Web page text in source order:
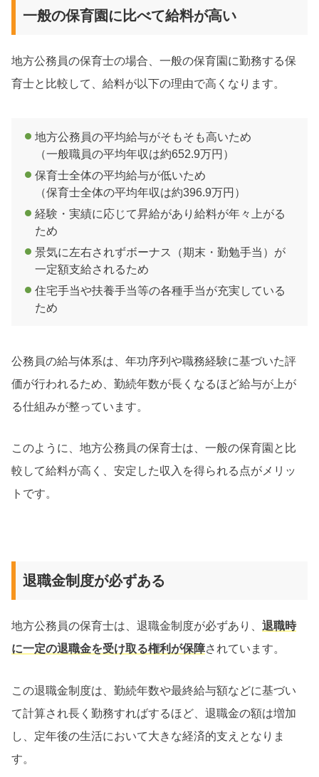
一般の保育園に比べて給料が高い
地方公務員の保育士の場合、一般の保育園に勤務する保
育士と比較して、給料が以下の理由で高くなります。
地方公務員の平均給与がそもそも高いため
（一般職員の平均年収は約652.9万円）
保育士全体の平均給与が低いため
（保育士全体の平均年収は約396.9万円）
経験・実績に応じて昇給があり給料が年々上がる
ため
景気に左右されずボーナス（期末・勤勉手当）が
一定額支給されるため
住宅手当や扶養手当等の各種手当が充実している
ため
公務員の給与体系は、年功序列や職務経験に基づいた評
価が行われるため、勤続年数が長くなるほど給与が上が
る仕組みが整っています。
このように、地方公務員の保育士は、一般の保育園と比
較して給料が高く、安定した収入を得られる点がメリッ
トです。
退職金制度が必ずある
地方公務員の保育士は、退職金制度が必ずあり、退職時
に一定の退職金を受け取る権利が保障されています。
この退職金制度は、勤続年数や最終給与額などに基づい
て計算され長く勤務すればするほど、退職金の額は増加
し、定年後の生活において大きな経済的支えとなりま
す。